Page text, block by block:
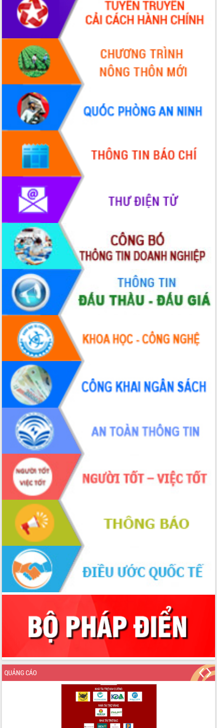
Khơi thông điểm nghẽn, đẩy nhanh
giải ngân vốn khắc phục thiên tai
HĐND tỉnh thông qua điều chỉnh Quy
hoạch tỉnh thời kỳ 2021-2030
Hội thảo góp ý hồ sơ điều chỉnh quy
hoạch tỉnh Đắk Lắk thời kỳ 2021-2030,
tầm nhìn đến năm 2050
Nâng cao hiệu quả hoạt động của các
doanh nghiệp nhà nước
Hội nghị triển khai kết nối mạng
truyền số liệu chuyên dùng phục vụ cơ
quan Đảng, Nhà nước
Lễ phát động chuỗi hoạt động chung
tay làm sạch môi trường
Xã Ea Kar bước chuyển mình trong
công tác cải cách hành chính mô hình
UBND tỉnh họp báo định kỳ tháng 4
năm 2026
Hội thảo khoa học “Giải pháp thúc đẩy
phát triển nền kinh tế xanh tại tỉnh
Đắk Lắk”
Tăng cường giám sát, đôn đốc thực
hiện nhiệm vụ quản lý tài sản công
hàng tuần
Tháo gỡ những vướng mắc, đẩy mạnh
công tác cải cách thủ tục hành chính
tại Trung tâm Phục vụ hành chính
công tỉnh
Đắk Lắk: Tôn vinh 46 giải pháp tại Hội
thi Sáng tạo Kỹ thuật 2024 - 2025
Đắk Lắk rà soát, điều chỉnh Đề án 190
về phát triển nuôi trồng thủy sản
Phó Chủ tịch UBND tỉnh Đắk Lắk
Trương Công Thái kiểm tra thực địa
Dự án cao tốc Khánh Hòa - Buôn Ma
Thuột
Định vị cà phê Việt Nam như một “di
sản sống” trong dòng chảy toàn cầu
Xây dựng nông thôn mới: Nâng cao đời
sống người dân từ những mô hình thiết
Quyết liệt tháo gỡ vướng mắc, đẩy
nhanh tiến độ các dự án trọng điểm
trong Khu kinh tế Nam Phú Yên
Hòn Yến phát triển du lịch gắn với bảo
tồn biển
Lấy ý kiến điều chỉnh Quy hoạch tỉnh
Đắk Lắk thời kỳ 2021-2030, tầm nhìn
đến năm 2050
Phát động chiến dịch 30 ngày đêm
giải phóng mặt bằng Tuyến đường bộ
ven biển
Đắk Lắk nỗ lực thúc đẩy tăng trưởng
kinh tế từ 10% trở lên trong Quý
II/2026
Đắk Lắk ký kết thỏa thuận hợp tác về
chuyển đổi số giai đoạn 2026 – 2030
với Tập đoàn Bưu chính Viễn thông
Việt Nam
Đắk Lắk về phát triển nhân lực y tế
cho trạm y tế cấp xã
Du lịch Đắk Lắk nâng tầm trải nghiệm
du khách thông qua Hệ thống cơ sở dữ
Tập huấn ứng dụng trí tuệ nhân tạo (AI)
trong thương mại điện tử năm 2026
QUẢNG CÁO